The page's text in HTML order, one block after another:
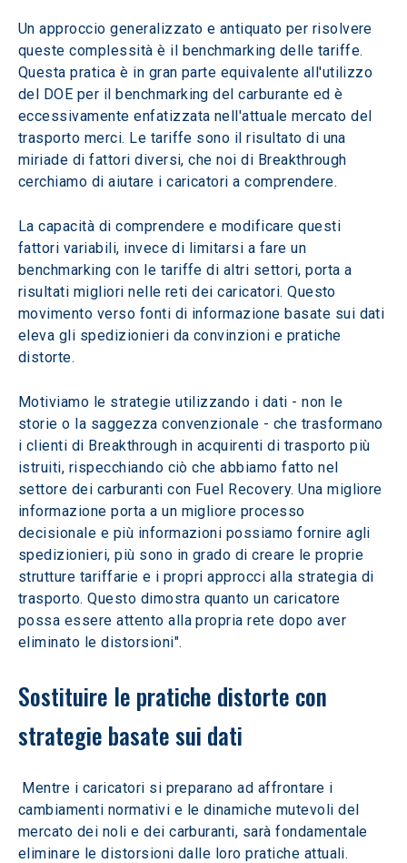
Un approccio generalizzato e antiquato per risolvere
queste complessità è il benchmarking delle tariffe.
Questa pratica è in gran parte equivalente all'utilizzo
del DOE per il benchmarking del carburante ed è
eccessivamente enfatizzata nell'attuale mercato del
trasporto merci. Le tariffe sono il risultato di una
miriade di fattori diversi, che noi di Breakthrough
cerchiamo di aiutare i caricatori a comprendere.
La capacità di comprendere e modificare questi
fattori variabili, invece di limitarsi a fare un
benchmarking con le tariffe di altri settori, porta a
risultati migliori nelle reti dei caricatori. Questo
movimento verso fonti di informazione basate sui dati
eleva gli spedizionieri da convinzioni e pratiche
distorte.
Motiviamo le strategie utilizzando i dati - non le
storie o la saggezza convenzionale - che trasformano
i clienti di Breakthrough in acquirenti di trasporto più
istruiti, rispecchiando ciò che abbiamo fatto nel
settore dei carburanti con Fuel Recovery. Una migliore
informazione porta a un migliore processo
decisionale e più informazioni possiamo fornire agli
spedizionieri, più sono in grado di creare le proprie
strutture tariffarie e i propri approcci alla strategia di
trasporto. Questo dimostra quanto un caricatore
possa essere attento alla propria rete dopo aver
eliminato le distorsioni".
Sostituire le pratiche distorte con
strategie basate sui dati
cambiamenti normativi e le dinamiche mutevoli del
mercato dei noli e dei carburanti, sarà fondamentale
eliminare le distorsioni dalle loro pratiche attuali.